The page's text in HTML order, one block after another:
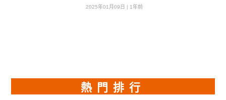
2025年01月09日 | 1年前
熱門排行